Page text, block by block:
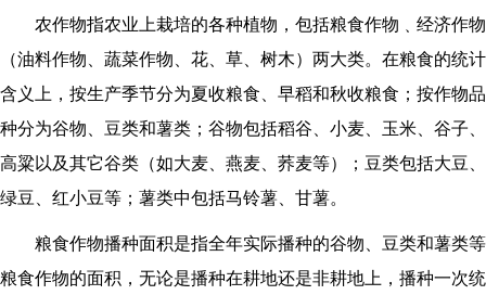
农作物指农业上栽培的各种植物，包括粮食作物﹑经济作物
（油料作物、蔬菜作物、花、草、树木）两大类。在粮食的统计
含义上，按生产季节分为夏收粮食、早稻和秋收粮食；按作物品
种分为谷物、豆类和薯类；谷物包括稻谷、小麦、玉米、谷子、
高粱以及其它谷类（如大麦、燕麦、荞麦等）；豆类包括大豆、
绿豆、红小豆等；薯类中包括马铃薯、甘薯。
粮食作物播种面积是指全年实际播种的谷物、豆类和薯类等
粮食作物的面积，无论是播种在耕地还是非耕地上，播种一次统